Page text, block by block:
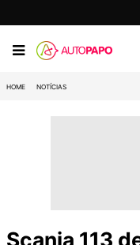
HOME NOTÍCIAS
Scania 113